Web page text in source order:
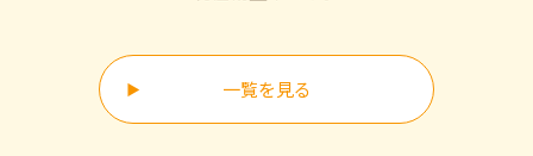
一覧を見る